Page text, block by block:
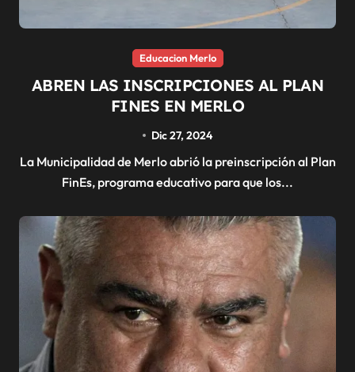
Educacion Merlo
ABREN LAS INSCRIPCIONES AL PLAN
FINES EN MERLO
Dic 27, 2024
La Municipalidad de Merlo abrió la preinscripción al Plan
FinEs, programa educativo para que los...